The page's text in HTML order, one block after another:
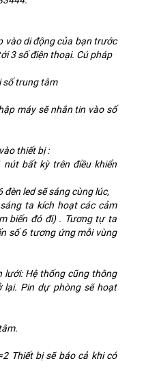
vào di động của bạn trước
3 số điện thoại. Cú pháp
trung tâm
máy sẽ nhắn tin vào số
thiết bị :
bất kỳ trên điều khiển
led sẽ sáng cùng lúc,
ta kích hoạt các cảm
biến đó đi) . Tương tự ta
số 6 tương ứng mỗi vùng
lưới: Hệ thống cũng thông
lại. Pin dự phòng sẽ hoạt
Thiết bị sẽ báo cả khi có